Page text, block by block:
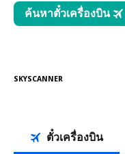
SKYSCANNER